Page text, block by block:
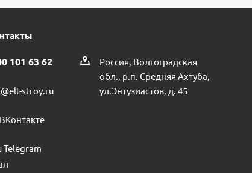
101 63 62
stroy.ru
Россия, Волгоградская
обл., р.п. Средняя Ахтуба,
ул.Энтузиастов, д. 45